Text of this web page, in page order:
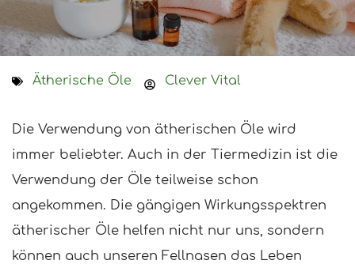
Ätherische Öle Clever Vital
Die Verwendung von ätherischen Öle wird
immer beliebter. Auch in der Tiermedizin ist die
Verwendung der Öle teilweise schon
angekommen. Die gängigen Wirkungsspektren
ätherischer Öle helfen nicht nur uns, sondern
können auch unseren Fellnasen das Leben